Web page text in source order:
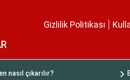
Gizlilik Politikası
nasıl çıkarılır?